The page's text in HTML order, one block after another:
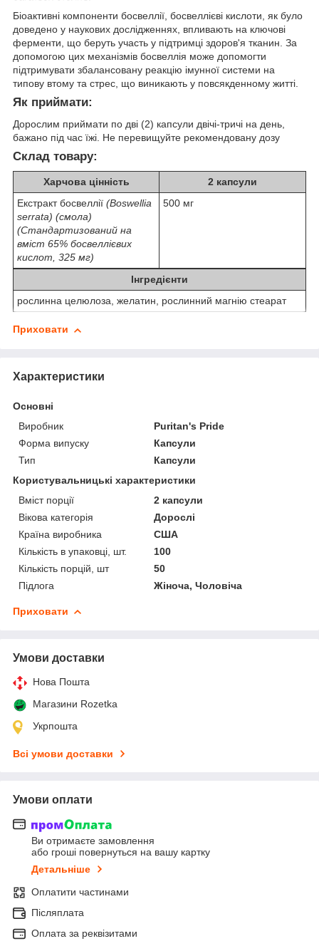
Біоактивні компоненти босвеллії, босвеллієві кислоти, як було
доведено у наукових дослідженнях, впливають на ключові
ферменти, що беруть участь у підтримці здоров'я тканин. За
допомогою цих механізмів босвеллія може допомогти
підтримувати збалансовану реакцію імунної системи на
типову втому та стрес, що виникають у повсякденному житті.
Як приймати:
Дорослим приймати по дві (2) капсули двічі-тричі на день,
бажано під час їжі. Не перевищуйте рекомендовану дозу
Склад товару:
Харчова цінність
2 капсули
Екстракт босвеллії (Boswellia
serrata) (смола)
(Стандартизований на
вміст 65% босвеллієвих
кислот, 325 мг)
500 мг
Інгредієнти
рослинна целюлоза, желатин, рослинний магнію стеарат
Приховати
Характеристики
Основні
Виробник
Puritan's Pride
Форма випуску
Капсули
Тип
Капсули
Користувальницькі характеристики
Вміст порції
2 капсули
Вікова категорія
Дорослі
Країна виробника
США
Кількість в упаковці, шт.
100
Кількість порцій, шт
50
Підлога
Жіноча, Чоловіча
Приховати
Умови доставки
Нова Пошта
Магазини Rozetka
Укрпошта
Всі умови доставки
Умови оплати
Ви отримаєте замовлення
або гроші повернуться на вашу картку
Детальніше
Оплатити частинами
Післяплата
Оплата за реквізитами